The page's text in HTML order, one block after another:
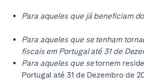
Para aqueles que já beneficiam
Para aqueles que se tenham
fiscais em Portugal até 31 de
Para aqueles que setornem
Portugal até 31 de Dezembro de
El Hierro
Gran Canaria
La
La Palma